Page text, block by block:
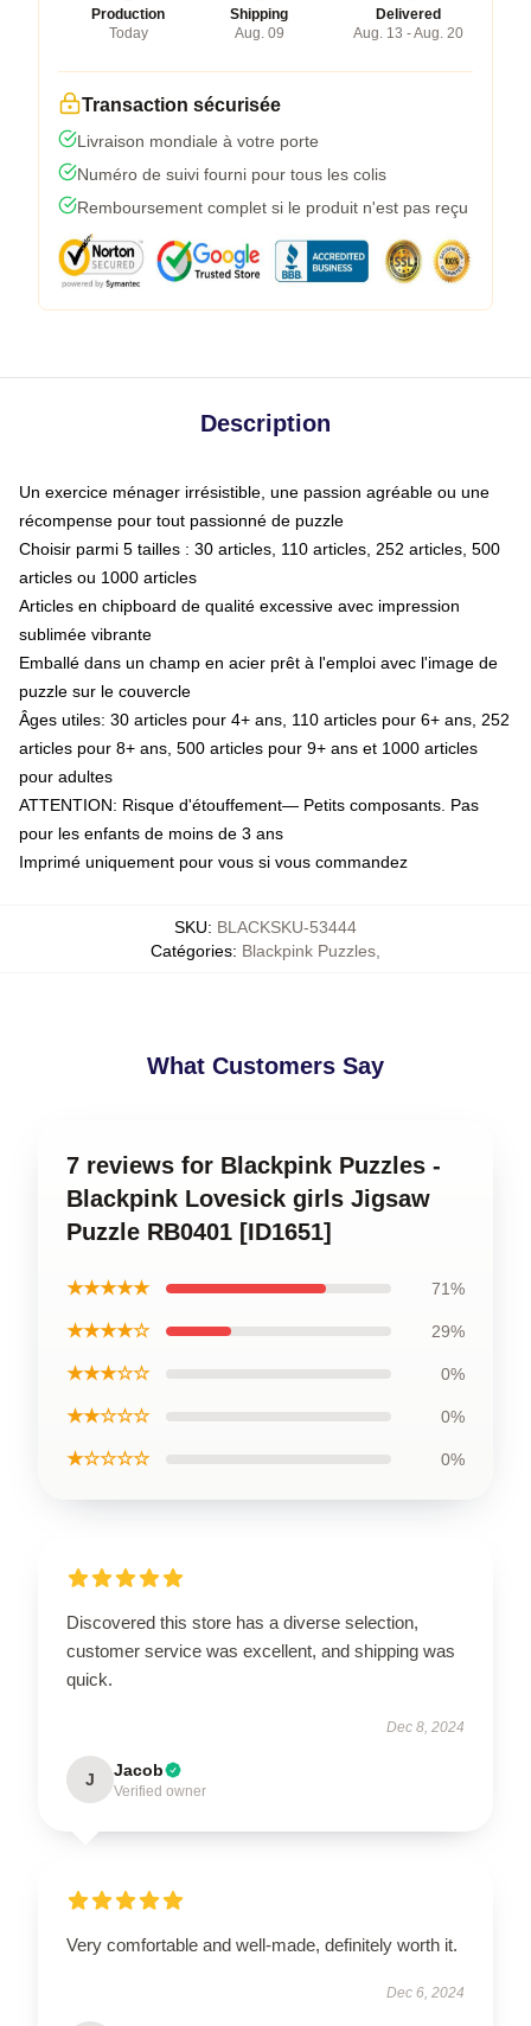
Production
Today
Shipping
Aug. 09
Delivered
Aug. 13 - Aug. 20
Transaction sécurisée
Livraison mondiale à votre porte
Numéro de suivi fourni pour tous les colis
Remboursement complet si le produit n'est pas reçu
Description
Un exercice ménager irrésistible, une passion agréable ou une
récompense pour tout passionné de puzzle
Choisir parmi 5 tailles : 30 articles, 110 articles, 252 articles, 500
articles ou 1000 articles
Articles en chipboard de qualité excessive avec impression
sublimée vibrante
Emballé dans un champ en acier prêt à l'emploi avec l'image de
puzzle sur le couvercle
Âges utiles: 30 articles pour 4+ ans, 110 articles pour 6+ ans, 252
articles pour 8+ ans, 500 articles pour 9+ ans et 1000 articles
pour adultes
ATTENTION: Risque d'étouffement— Petits composants. Pas
pour les enfants de moins de 3 ans
Imprimé uniquement pour vous si vous commandez
SKU: BLACKSKU-53444
Catégories: Blackpink Puzzles
What Customers Say
7 reviews for Blackpink Puzzles -
Blackpink Lovesick girls Jigsaw
Puzzle RB0401 [ID1651]
★★★★★ 71%
★★★★☆ 29%
★★★☆☆ 0%
★★☆☆☆ 0%
★☆☆☆☆ 0%
Discovered this store has a diverse selection,
customer service was excellent, and shipping was
quick.
Dec 8, 2024
J Jacob
Verified owner
Very comfortable and well-made, definitely worth it.
Dec 6, 2024